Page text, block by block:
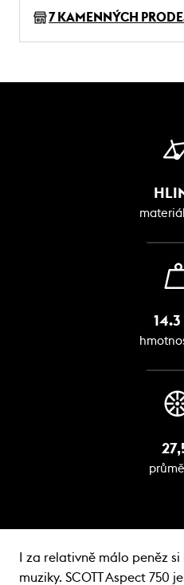
7 KAMENNÝCH
14.3
I za relativně málo peněz
muziky. SCOTT Aspect 750